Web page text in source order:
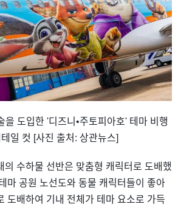
을 도입한 '디즈니•주토피아호' 테마 비행
일 컷 [사진 출처: 상관뉴스]
의 수하물 선반은 맞춤형 캐릭터로 도배했
마 공원 노선도와 동물 캐릭터들이 좋아
도배하여 기내 전체가 테마 요소로 가득